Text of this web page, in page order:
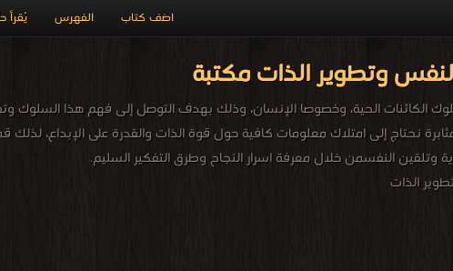
يُقرأ الفهرس اضف كتاب
وتطوير الذات مكتبة
الكائنات الحية، وخصوصا الإنسان، وذلك بهدف التوصل إلى فهم هذا السلوك
نحتاج إلى امتلاك معلومات كافية حول قوة الذات والقدرة على الإبداع،
وتلقين النفسمن خلال معرفة اسرار النجاح وطرق التفكير السليم.
الذات